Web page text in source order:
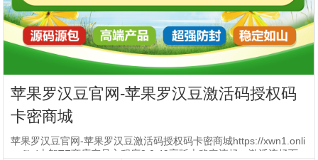
苹果罗汉豆官网-苹果罗汉豆激活码授权码
卡密商城
苹果罗汉豆官网-苹果罗汉豆激活码授权码卡密商城https://xwn1.onli
ne/lhd上架TF商店产品主程序8.0.49高版本稳定流畅，激活流畅百